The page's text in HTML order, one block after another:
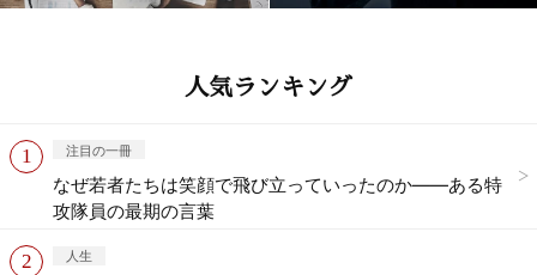
人気ランキング
注目の一冊
なぜ若者たちは笑顔で飛び立っていったのか——ある特
攻隊員の最期の言葉
人生